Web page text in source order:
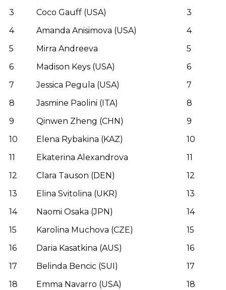
3
Coco Gauff (USA)
3
4
Amanda Anisimova (USA)
4
5
Mirra Andreeva
5
6
Madison Keys (USA)
6
7
Jessica Pegula (USA)
7
8
Jasmine Paolini (ITA)
8
9
Qinwen Zheng (CHN)
9
10
Elena Rybakina (KAZ)
10
11
Ekaterina Alexandrova
11
12
Clara Tauson (DEN)
12
13
Elina Svitolina (UKR)
13
14
Naomi Osaka (JPN)
14
15
Karolina Muchova (CZE)
15
16
Daria Kasatkina (AUS)
16
17
Belinda Bencic (SUI)
17
18
Emma Navarro (USA)
18